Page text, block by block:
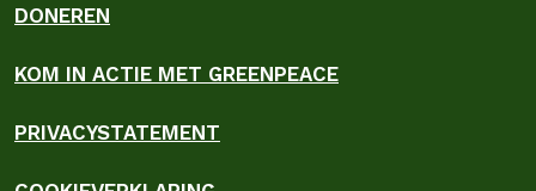
DONEREN
KOM IN ACTIE MET GREENPEACE
PRIVACYSTATEMENT